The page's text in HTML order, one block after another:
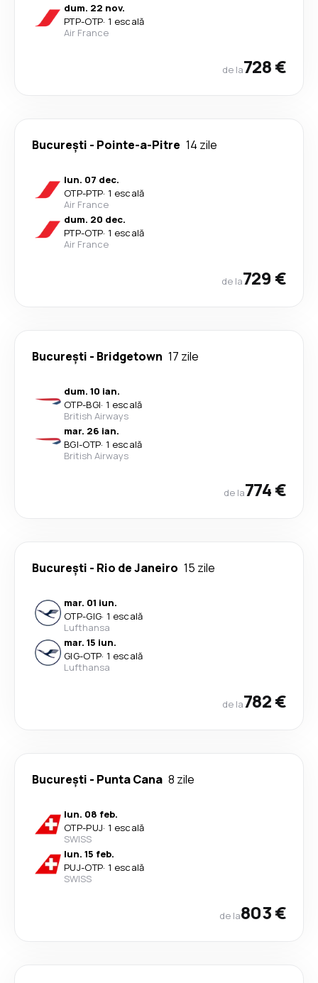
dum. 22 nov.
PTP-OTP· 1 escală
Air France
de la728 €
București - Pointe-a-Pitre 14 zile
lun. 07 dec.
OTP-PTP· 1 escală
Air France
dum. 20 dec.
PTP-OTP· 1 escală
Air France
de la729 €
București - Bridgetown 17 zile
dum. 10 ian.
OTP-BGI· 1 escală
British Airways
mar. 26 ian.
BGI-OTP· 1 escală
British Airways
de la774 €
București - Rio de Janeiro 15 zile
mar. 01 iun.
OTP-GIG· 1 escală
Lufthansa
mar. 15 iun.
GIG-OTP· 1 escală
Lufthansa
de la782 €
București - Punta Cana 8 zile
lun. 08 feb.
OTP-PUJ· 1 escală
SWISS
lun. 15 feb.
PUJ-OTP· 1 escală
SWISS
de la803 €